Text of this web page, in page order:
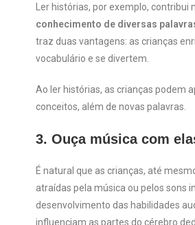
Ler histórias, por exemplo, contribui
conhecimento de diversas
traz duas vantagens: as crianças
vocabulário e se divertem.
Ao ler histórias, as crianças podem
conceitos, além de novas palavras.
3. Ouça música com
É natural que as crianças, até
atraídas pela música ou pelos sons
desenvolvimento das habilidades
influenciam as partes do cérebro